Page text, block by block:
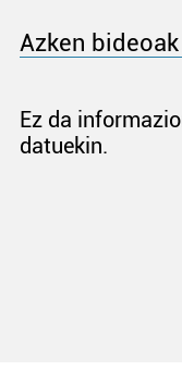
Azken bideoak
Ez da
datuekin.